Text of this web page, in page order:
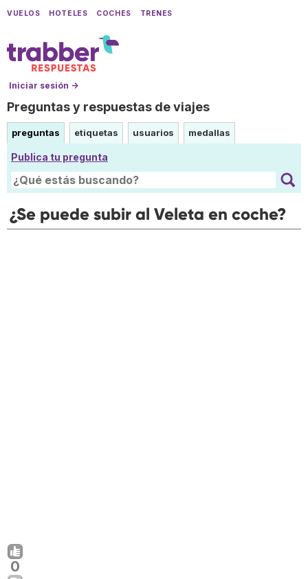
VUELOS HOTELES COCHES TRENES
Iniciar sesión →
Preguntas y respuestas de viajes
preguntas etiquetas usuarios medallas
Publica tu pregunta
¿Se puede subir al Veleta en coche?
0